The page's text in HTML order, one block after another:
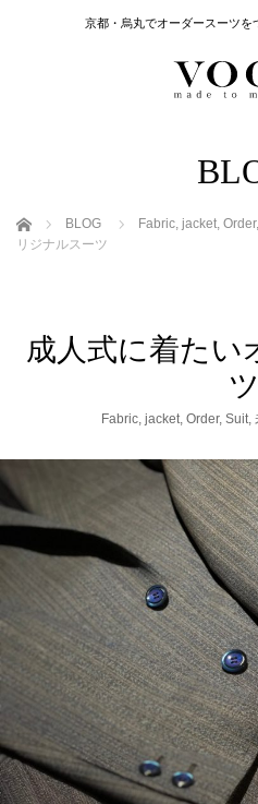
京都・烏丸でオーダースーツを
ホーム BLOG Fabric, jacket, Order,
リジナルスーツ
成人式に着たい
ツ
Fabric, jacket, Order, Suit,